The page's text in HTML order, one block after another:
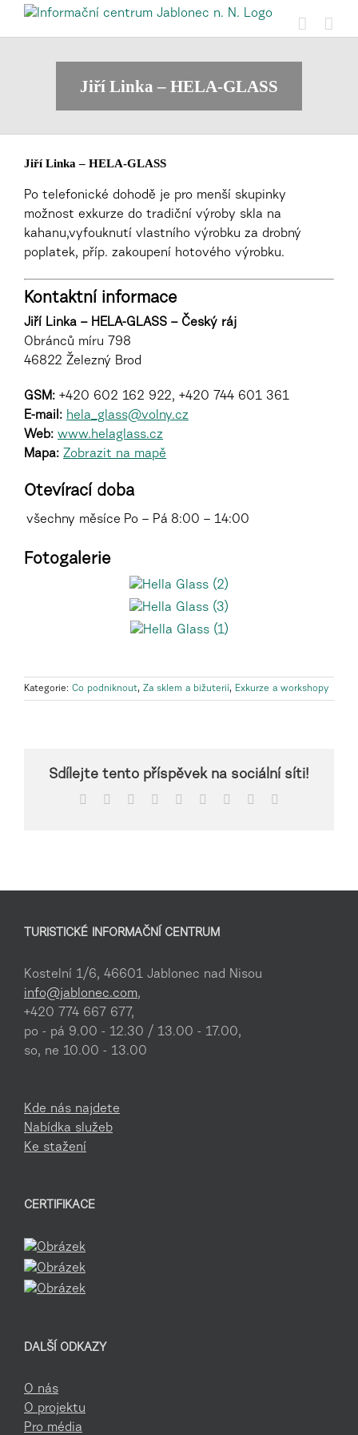
Přeskočit
Jiří Linka – HELA-GLASS
Jiří Linka – HELA-GLASS
Po telefonické dohodě je pro menší skupinky
možnost exkurze do tradiční výroby skla na
kahanu,vyfouknutí vlastního výrobku za drobný
poplatek, příp. zakoupení hotového výrobku.
Kontaktní informace
Jiří Linka – HELA-GLASS – Český ráj
Obránců míru 798
46822 Železný Brod
GSM: +420 602 162 922, +420 744 601 361
E-mail: hela_glass@volny.cz
Web: www.helaglass.cz
Mapa: Zobrazit na mapě
Otevírací doba
všechny měsíce Po – Pá 8:00 – 14:00
Fotogalerie
Kategorie: Co podniknout, Za sklem a bižuterií, Exkurze a workshopy
Sdílejte tento příspěvek na sociální síti!
Facebook Reddit LinkedInWhatsApp
TumblrPinterest
TURISTICKÉ INFORMAČNÍ CENTRUM
Kostelní 1/6, 46601 Jablonec nad Nisou
info@jablonec.com,
+420 774 667 677,
po - pá 9.00 - 12.30 / 13.00 - 17.00,
so, ne 10.00 - 13.00
Kde nás najdete
Nabídka služeb
Ke stažení
CERTIFIKACE
DALŠÍ ODKAZY
O nás
O projektu
Pro média